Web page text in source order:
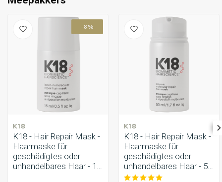
-8%
K18
K18 - Hair Repair Mask -
Haarmaske für
geschädigtes oder
unhandelbares Haar - 15
K18
K18 - Hair Repair Mask -
Haarmaske für
geschädigtes oder
unhandelbares Haar - 50
ml